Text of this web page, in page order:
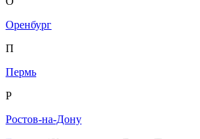
Оренбург
П
Пермь
Р
Ростов-на-Дону